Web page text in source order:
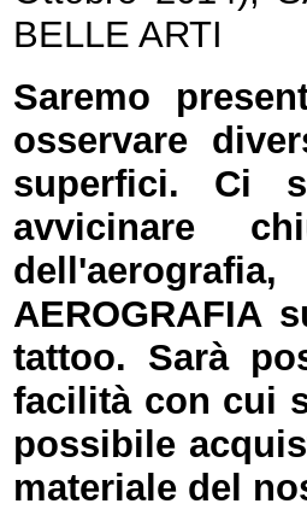
BELLE ARTI
Saremo
osservare
superfici. Ci
avvicinare
AEROGRAFIA
tattoo. Sarà
facilità con cui
possibile
materiale del